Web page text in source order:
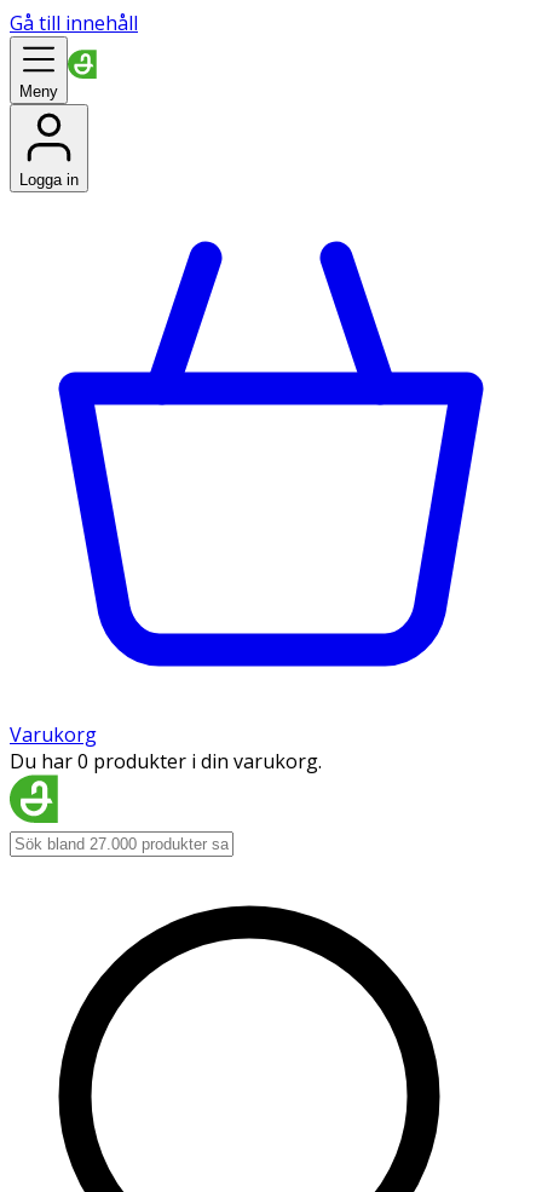
Gå till innehåll
Meny
Logga in
Varukorg
Du har 0 produkter i din varukorg.